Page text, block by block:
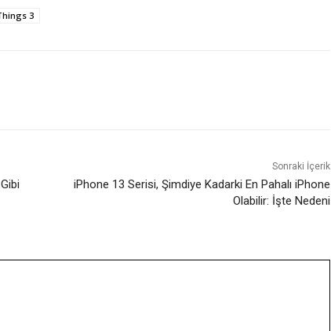
3
Sonraki İçerik
iPhone 13 Serisi, Şimdiye Kadarki En Pahalı iPhone
Olabilir: İşte Nedeni